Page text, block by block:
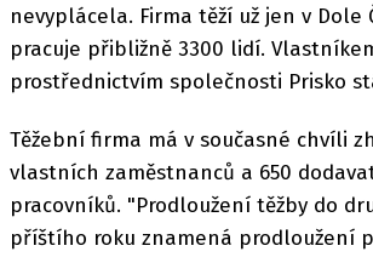
nevyplácela. Firma těží už jen v Dole
pracuje přibližně 3300 lidí.
prostřednictvím společnosti Prisko
Těžební firma má v současné chvíli
vlastních zaměstnanců a 650
pracovníků. "Prodloužení těžby do
příštího roku znamená prodloužení